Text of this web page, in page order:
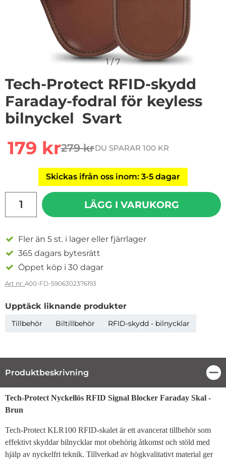
1/7
Tech-Protect RFID-skydd
Faraday-fodral för keyless
bilnyckel  Svart
rea pris
179 krtidigare pris
279 krDU SPARAR 100 KR
Skickas ifrån oss inom: 3-5 dagar
LÄGG I VARUKORG
Fler än 5 st. i lager eller fjärrlager
365 dagars bytesrätt
Öppet köp i 30 dagar
Art nr: A00-FD-5906302376193
Upptäck liknande produkter
Tillbehör Biltillbehör RFID-skydd - bilnycklar
Produktbeskrivning
Produktbeskrivning
Tech-Protect Nyckellös RFID Signal Blocker Faraday Skal -
Brun
Tech-Protect KLR100 RFID-skalet är ett avancerat tillbehör som
effektivt skyddar bilnycklar mot obehörig åtkomst och stöld med
hjälp av nyckelfri teknik. Tillverkad av högkvalitativt material ger